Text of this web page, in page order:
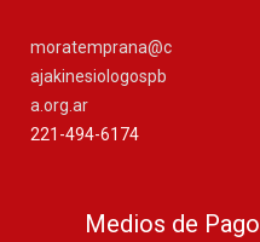
moratemprana@c
ajakinesiologospb
a.org.ar
221-494-6174
Medios de Pago